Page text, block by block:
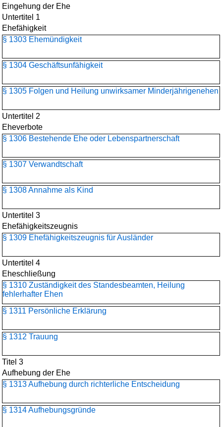
Eingehung der Ehe
Untertitel 1
Ehefähigkeit
§ 1303 Ehemündigkeit
§ 1304 Geschäftsunfähigkeit
§ 1305 Folgen und Heilung unwirksamer Minderjährigenehen
Untertitel 2
Eheverbote
§ 1306 Bestehende Ehe oder Lebenspartnerschaft
§ 1307 Verwandtschaft
§ 1308 Annahme als Kind
Untertitel 3
Ehefähigkeitszeugnis
§ 1309 Ehefähigkeitszeugnis für Ausländer
Untertitel 4
Eheschließung
§ 1310 Zuständigkeit des Standesbeamten, Heilung
fehlerhafter Ehen
§ 1311 Persönliche Erklärung
§ 1312 Trauung
Titel 3
Aufhebung der Ehe
§ 1313 Aufhebung durch richterliche Entscheidung
§ 1314 Aufhebungsgründe